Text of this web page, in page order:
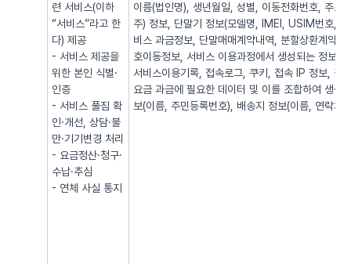
련 서비스(이하
“서비스”라고 한
다) 제공
- 서비스 제공을
위한 본인 식별·
인증
- 서비스 풀짐 확
인·개선, 상담·불
만·기기변경 처리
- 요금정산·청구·
수납·추심
- 연체 사실 통지
이름(법인명), 생년월일, 성별, 이동전화번호, 주
주) 정보, 단말기 정보(모델명, IMEI, USIM번호,
비스 과금정보, 단말매매계약내역, 분할상환계약
호이동정보, 서비스 이용과정에서 생성되는 정보(
서비스이용기록, 접속로그, 쿠키, 접속 IP 정보, 결
요금 과금에 필요한 데이터 및 이를 조합하여 생
보(이름, 주민등록번호), 배송지 정보(이름, 연락처,